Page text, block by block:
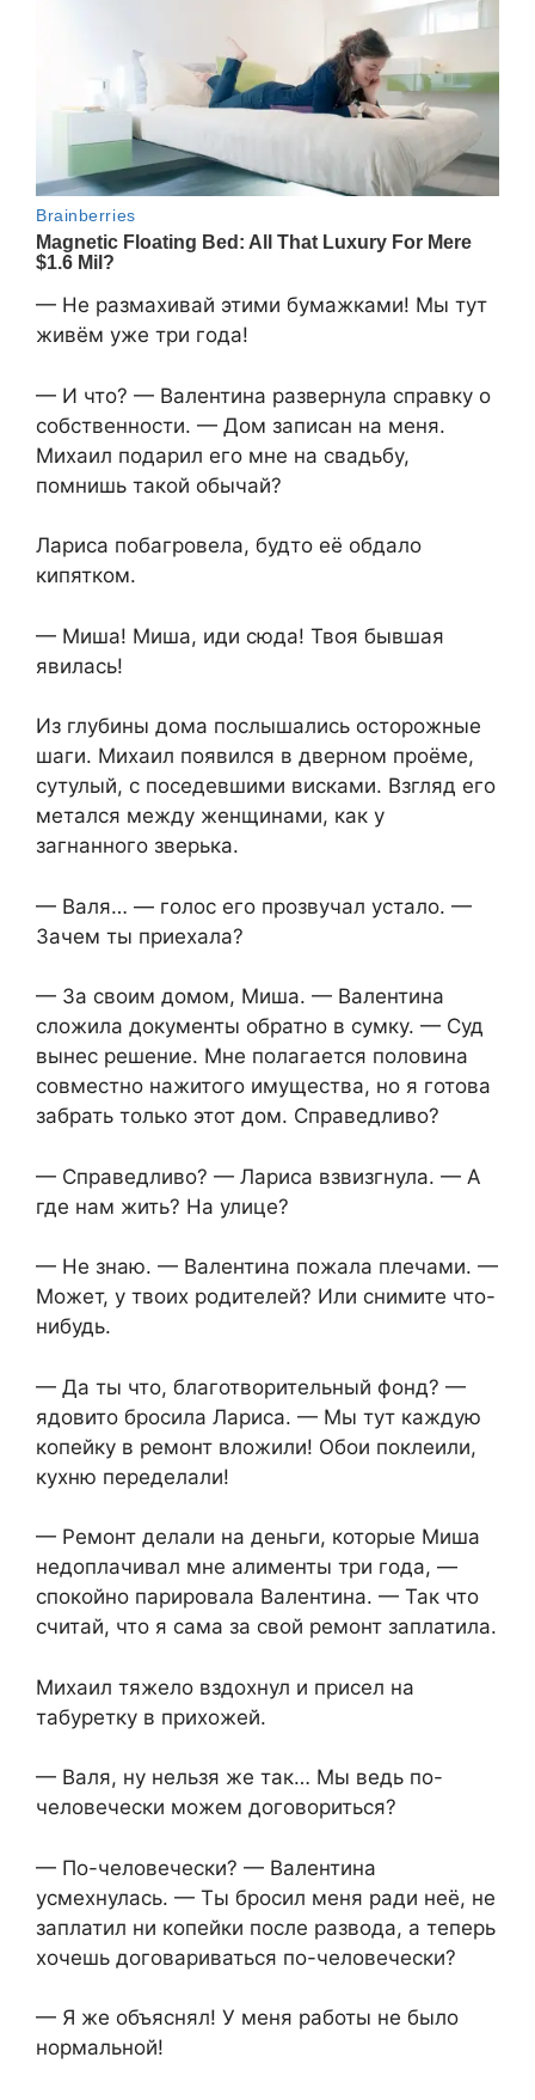
— Не размахивай этими бумажками! Мы тут
живём уже три года!
— И что? — Валентина развернула справку о
собственности. — Дом записан на меня.
Михаил подарил его мне на свадьбу,
помнишь такой обычай?
Лариса побагровела, будто её обдало
кипятком.
— Миша! Миша, иди сюда! Твоя бывшая
явилась!
Из глубины дома послышались осторожные
шаги. Михаил появился в дверном проёме,
сутулый, с поседевшими висками. Взгляд его
метался между женщинами, как у
загнанного зверька.
— Валя… — голос его прозвучал устало. —
Зачем ты приехала?
— За своим домом, Миша. — Валентина
сложила документы обратно в сумку. — Суд
вынес решение. Мне полагается половина
совместно нажитого имущества, но я готова
забрать только этот дом. Справедливо?
— Справедливо? — Лариса взвизгнула. — А
где нам жить? На улице?
— Не знаю. — Валентина пожала плечами. —
Может, у твоих родителей? Или снимите что-
нибудь.
— Да ты что, благотворительный фонд? —
ядовито бросила Лариса. — Мы тут каждую
копейку в ремонт вложили! Обои поклеили,
кухню переделали!
— Ремонт делали на деньги, которые Миша
недоплачивал мне алименты три года, —
спокойно парировала Валентина. — Так что
считай, что я сама за свой ремонт заплатила.
Михаил тяжело вздохнул и присел на
табуретку в прихожей.
— Валя, ну нельзя же так… Мы ведь по-
человечески можем договориться?
— По-человечески? — Валентина
усмехнулась. — Ты бросил меня ради неё, не
заплатил ни копейки после развода, а теперь
хочешь договариваться по-человечески?
— Я же объяснял! У меня работы не было
нормальной!